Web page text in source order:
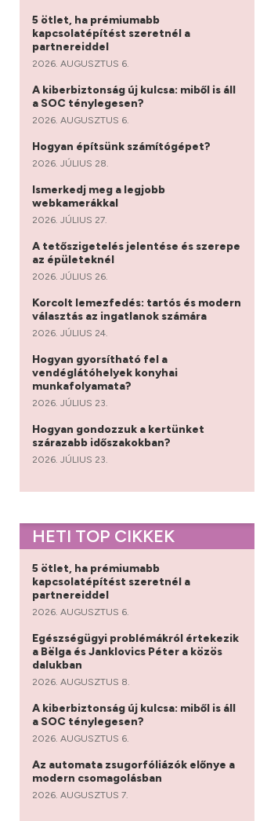
5 ötlet, ha prémiumabb
kapcsolatépítést szeretnél a
partnereiddel
2026. AUGUSZTUS 6.
A kiberbiztonság új kulcsa: miből is áll
a SOC ténylegesen?
2026. AUGUSZTUS 6.
Hogyan építsünk számítógépet?
2026. JÚLIUS 28.
Ismerkedj meg a legjobb
webkamerákkal
2026. JÚLIUS 27.
A tetőszigetelés jelentése és szerepe
az épületeknél
2026. JÚLIUS 26.
Korcolt lemezfedés: tartós és modern
választás az ingatlanok számára
2026. JÚLIUS 24.
Hogyan gyorsítható fel a
vendéglátóhelyek konyhai
munkafolyamata?
2026. JÚLIUS 23.
Hogyan gondozzuk a kertünket
szárazabb időszakokban?
2026. JÚLIUS 23.
HETI TOP CIKKEK
5 ötlet, ha prémiumabb
kapcsolatépítést szeretnél a
partnereiddel
2026. AUGUSZTUS 6.
Egészségügyi problémákról értekezik
a Bëlga és Janklovics Péter a közös
dalukban
2026. AUGUSZTUS 8.
A kiberbiztonság új kulcsa: miből is áll
a SOC ténylegesen?
2026. AUGUSZTUS 6.
Az automata zsugorfóliázók előnye a
modern csomagolásban
2026. AUGUSZTUS 7.